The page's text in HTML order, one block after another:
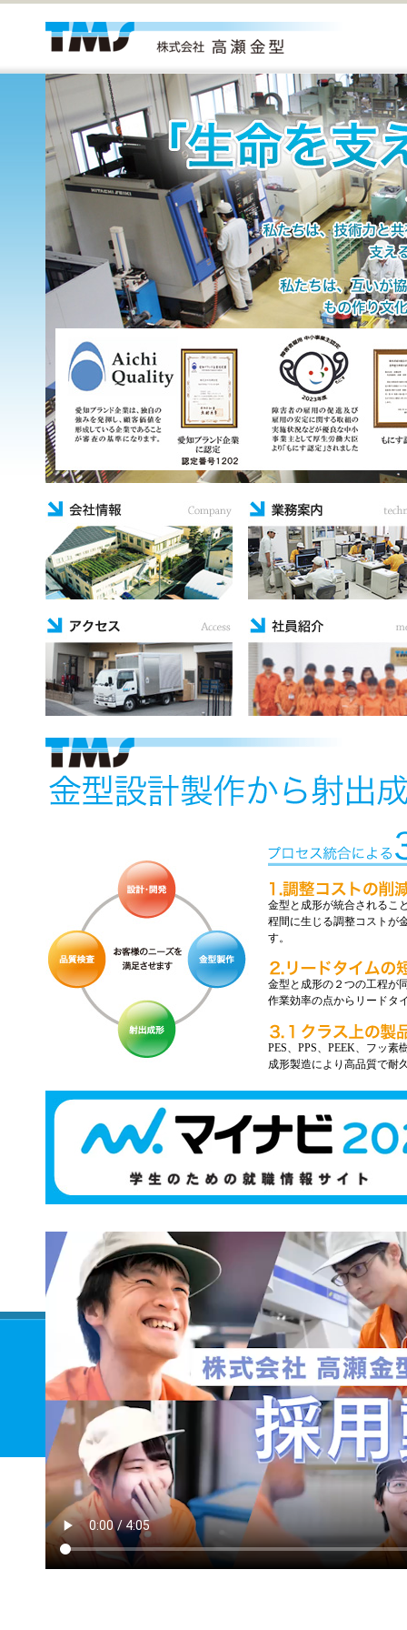
金型と成形が統合されるこ
程間に生じる調整コストが
す。
金型と成形の２つの工程が
作業効率の点からリードタ
PES、PPS、PEEK、フッ
成形製造により高品質で耐
〒492-8328 愛知県稲沢市西島１丁目１３８番地
TEL：0587-36-0551 FAX：0587-36-5251
会社情報